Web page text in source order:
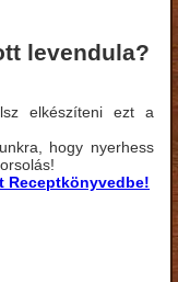
levendula?
elkészíteni ezt a
hogy nyerhess
Receptkönyvedbe!